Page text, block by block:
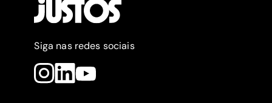
Siga nas redes sociais